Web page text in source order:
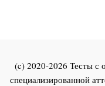
(c) 2020-2026 Тесты с
специализированной